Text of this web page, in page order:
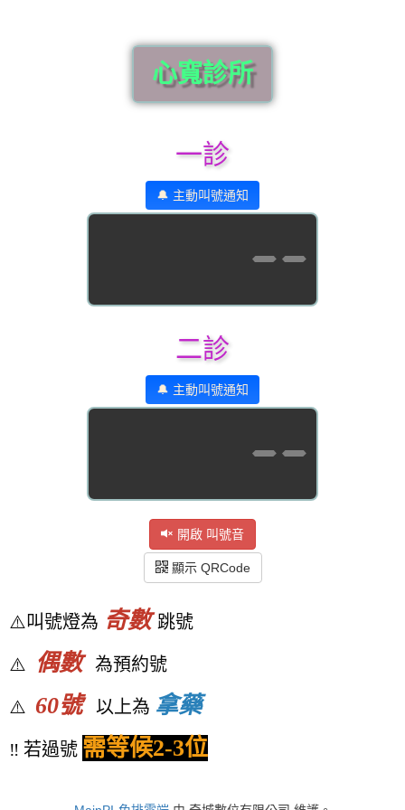
心寬診所
一診
🔔 主動叫號通知
--
二診
🔔 主動叫號通知
--
開啟 叫號音
顯示 QRCode
⚠️叫號燈為 奇數跳號
⚠️ 偶數 為預約號
⚠️ 60號以上為 拿藥
‼️ 若過號 需等候2-3位